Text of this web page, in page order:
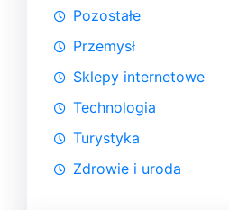
Pozostałe
Przemysł
Sklepy internetowe
Technologia
Turystyka
Zdrowie i uroda